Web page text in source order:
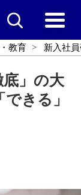
教育 新入社
」の大
きる」